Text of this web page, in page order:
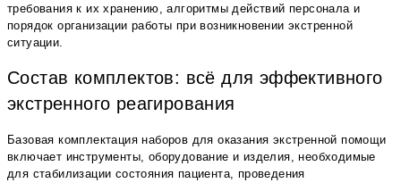
требования к их хранению, алгоритмы действий персонала и
порядок организации работы при возникновении экстренной
ситуации.
Состав комплектов: всё для эффективного
экстренного реагирования
Базовая комплектация наборов для оказания экстренной помощи
включает инструменты, оборудование и изделия, необходимые
для стабилизации состояния пациента, проведения